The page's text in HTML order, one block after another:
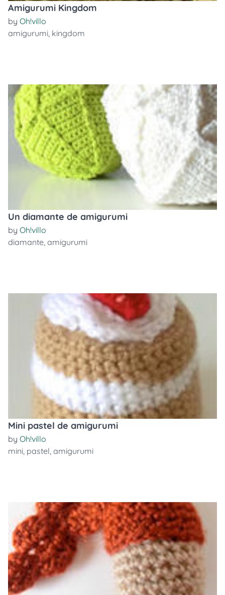
Amigurumi Kingdom
by Oh!villo
amigurumi, kingdom
Un diamante de amigurumi
by Oh!villo
diamante, amigurumi
Mini pastel de amigurumi
by Oh!villo
mini, pastel, amigurumi